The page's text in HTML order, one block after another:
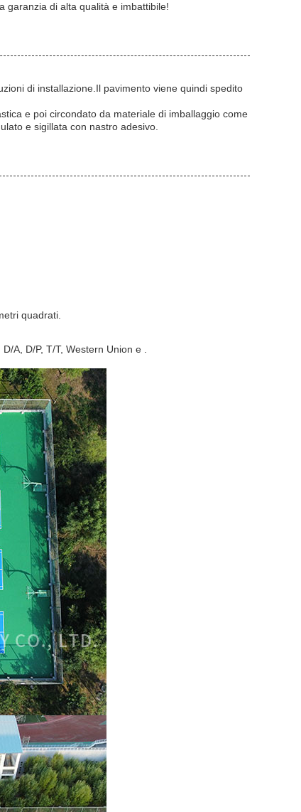
garanzia di alta qualità e imbattibile!
di installazione.Il pavimento viene quindi spedito
e poi circondato da materiale di imballaggio come
e sigillata con nastro adesivo.
quadrati.
A, D/P, T/T, Western Union e .